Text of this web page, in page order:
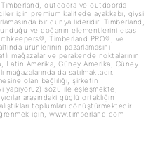
outdoora ve outdoorda
için premium kalitede ayakkabı, giysi
bir dünya lideridir. Timberland,
ve doğanın elementlerini esas
Timberland PRO®, ve
ürünlerinin pazarlamasını
mağazalar ve perakende noktalarının
Latin Amerika, Güney Amerika, Güney
da satılmaktadır.
olan bağlılığı, şirketin
yapıyoruz) sözü ile eşleşmekte;
arasındaki güçlü ortaklığın
toplumları dönüştürmektedir.
için, www.timberland.com